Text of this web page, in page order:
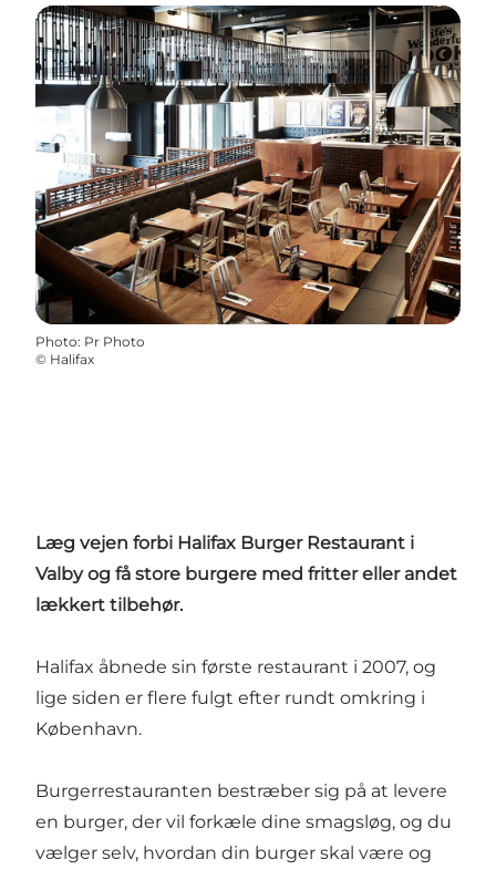
Photo: Pr Photo
© Halifax
Læg vejen forbi Halifax Burger Restaurant i
Valby og få store burgere med fritter eller andet
lækkert tilbehør.
Halifax åbnede sin første restaurant i 2007, og
lige siden er flere fulgt efter rundt omkring i
København.
Burgerrestauranten bestræber sig på at levere
en burger, der vil forkæle dine smagsløg, og du
vælger selv, hvordan din burger skal være og